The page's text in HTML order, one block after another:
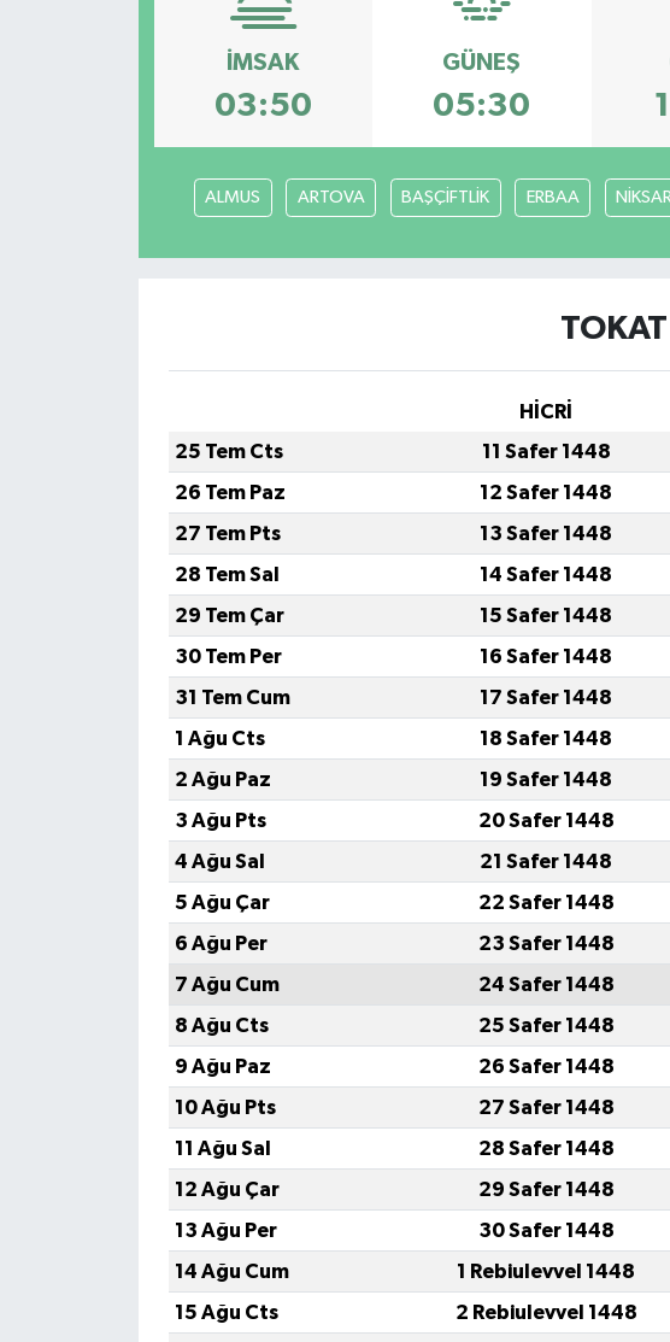
İMSAK
03:50
GÜNEŞ
05:30
ALMUS ARTOVA BAŞÇİFTLİK ERBAA NİKSAR
HİCRİ
25 Tem Cts
11 Safer 1448
26 Tem Paz
12 Safer 1448
27 Tem Pts
13 Safer 1448
28 Tem Sal
14 Safer 1448
29 Tem Çar
15 Safer 1448
30 Tem Per
16 Safer 1448
31 Tem Cum
17 Safer 1448
1 Ağu Cts
18 Safer 1448
2 Ağu Paz
19 Safer 1448
3 Ağu Pts
20 Safer 1448
4 Ağu Sal
21 Safer 1448
5 Ağu Çar
22 Safer 1448
6 Ağu Per
23 Safer 1448
7 Ağu Cum
24 Safer 1448
8 Ağu Cts
25 Safer 1448
9 Ağu Paz
26 Safer 1448
10 Ağu Pts
27 Safer 1448
11 Ağu Sal
28 Safer 1448
12 Ağu Çar
29 Safer 1448
13 Ağu Per
30 Safer 1448
14 Ağu Cum
1 Rebiulevvel 1448
15 Ağu Cts
2 Rebiulevvel 1448